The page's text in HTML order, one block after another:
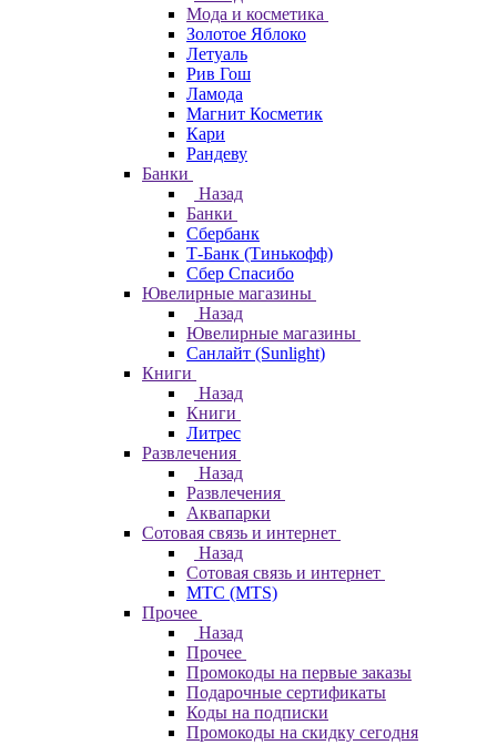
Мода и косметика
Золотое Яблоко
Летуаль
Рив Гош
Ламода
Магнит Косметик
Кари
Рандеву
Банки
Назад
Банки
Сбербанк
Т-Банк (Тинькофф)
Сбер Спасибо
Ювелирные магазины
Назад
Ювелирные магазины
Санлайт (Sunlight)
Книги
Назад
Книги
Литрес
Развлечения
Назад
Развлечения
Аквапарки
Сотовая связь и интернет
Назад
Сотовая связь и интернет
МТС (MTS)
Прочее
Назад
Прочее
Промокоды на первые заказы
Подарочные сертификаты
Коды на подписки
Промокоды на скидку сегодня